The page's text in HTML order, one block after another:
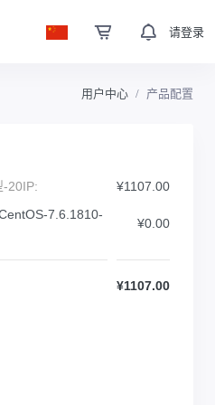
请登录
用户中心 产品配置
20IP:
¥1107.00
7.6.1810-
¥0.00
¥1107.00